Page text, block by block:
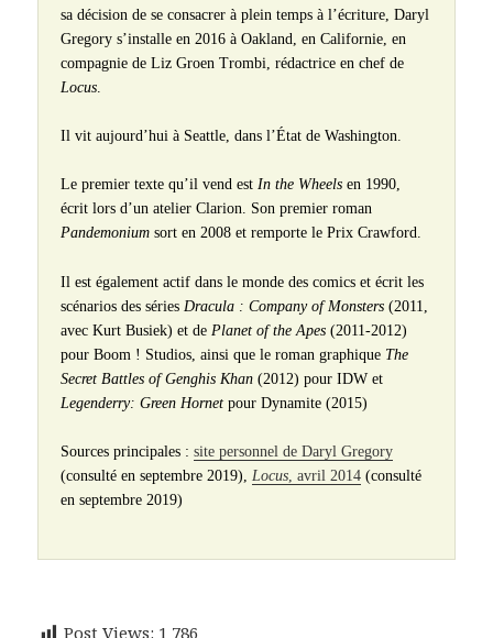
sa décision de se consacrer à plein temps à l’écriture, Daryl
Gregory s’installe en 2016 à Oakland, en Californie, en
compagnie de Liz Groen Trombi, rédactrice en chef de
Locus
Il vit aujourd’hui à Seattle, dans l’État de Washington.
Le premier texte qu’il vend estIn the Wheels en 1990,
écrit lors d’un atelier Clarion. Son premier roman
Pandemonium sort en 2008 et remporte le Prix Crawford.
Il est également actif dans le monde des comics et écrit les
scénarios des séries Dracula : Company of Monsters (2011,
avec Kurt Busiek) et de Planet of the Apes (2011-2012)
pour Boom ! Studios, ainsi que le roman graphique The
Secret Battles of Genghis Khan (2012) pour IDW et
Legenderry: Green Hornet pour Dynamite (2015)
Sources principales :site personnel de Daryl Gregory
(consulté en septembre 2019),Locus, avril 2014 (consulté
en septembre 2019)
Post Views: 1 786